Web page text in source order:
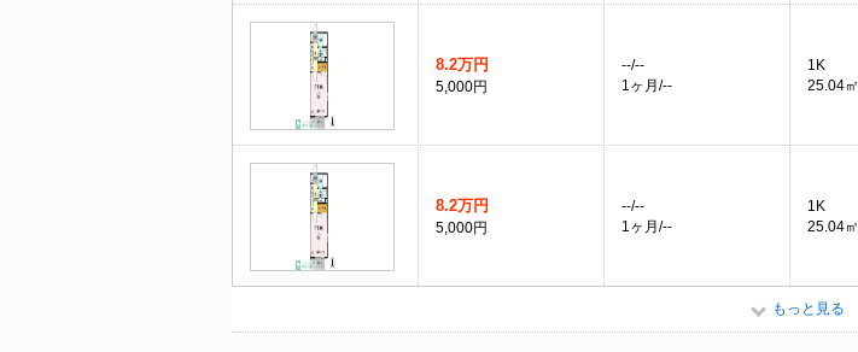
8.2万円
5,000円
--/--
1ヶ月/--
1K
25.04㎡
8.2万円
5,000円
--/--
1ヶ月/--
1K
25.04㎡
もっと見る